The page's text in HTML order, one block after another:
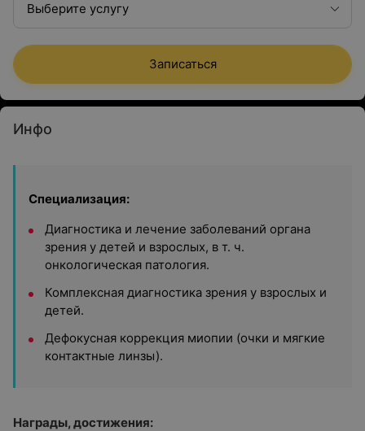
Выберите услугу
Записаться
Инфо
Специализация:
Диагностика и лечение заболеваний органа
зрения у детей и взрослых, в т. ч.
онкологическая патология.
Комплексная диагностика зрения у взрослых и
детей.
Дефокусная коррекция миопии (очки и мягкие
контактные линзы).
Награды, достижения: